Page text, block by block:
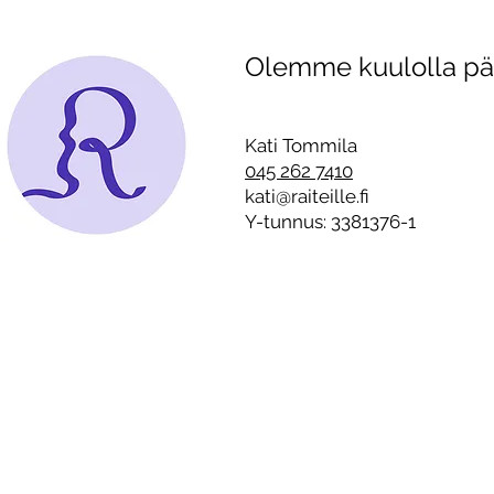
Raitistunut tamperelainen
Kati Tommila kertoo,
millainen kulissi jouluna on
kotien seinien sisällä –
”Alkoholistille on tyypillistä
on suorittaa täydellistä
joulua”
Olemme kuulolla
Kati Tommila
045 262 7410
kati@raiteille.fi
Y-tunnus: 3381376-1